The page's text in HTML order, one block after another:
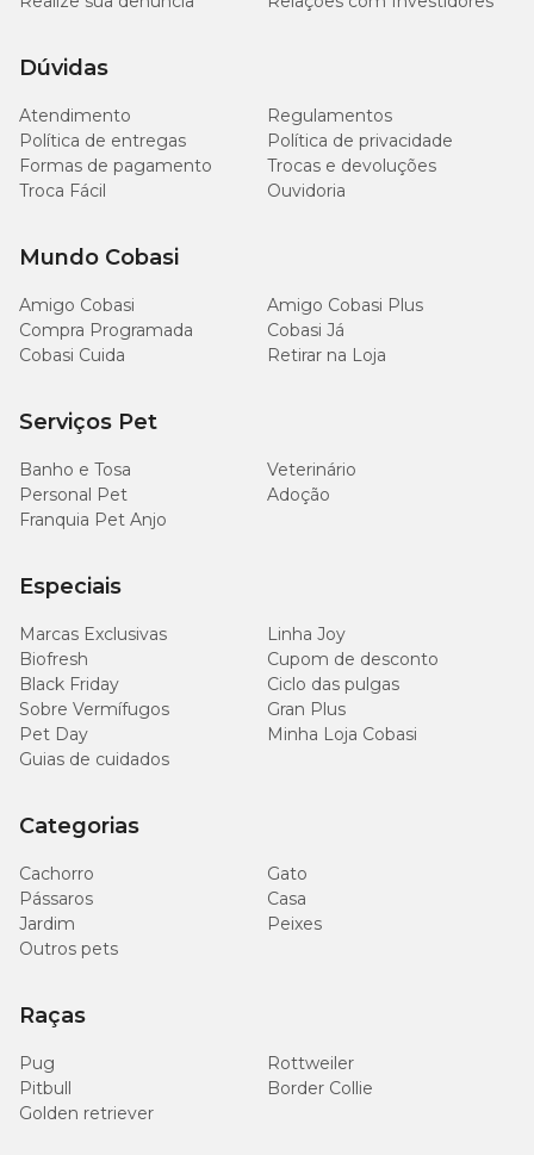
Dúvidas
Atendimento
Regulamentos
Política de entregas
Política de privacidade
Formas de pagamento
Trocas e devoluções
Troca Fácil
Ouvidoria
Mundo Cobasi
Amigo Cobasi
Amigo Cobasi Plus
Compra Programada
Cobasi Já
Cobasi Cuida
Retirar na Loja
Serviços Pet
Banho e Tosa
Veterinário
Personal Pet
Adoção
Franquia Pet Anjo
Especiais
Marcas Exclusivas
Linha Joy
Biofresh
Cupom de desconto
Black Friday
Ciclo das pulgas
Sobre Vermífugos
Gran Plus
Pet Day
Minha Loja Cobasi
Guias de cuidados
Categorias
Cachorro
Gato
Pássaros
Casa
Jardim
Peixes
Outros pets
Raças
Pug
Rottweiler
Pitbull
Border Collie
Golden retriever